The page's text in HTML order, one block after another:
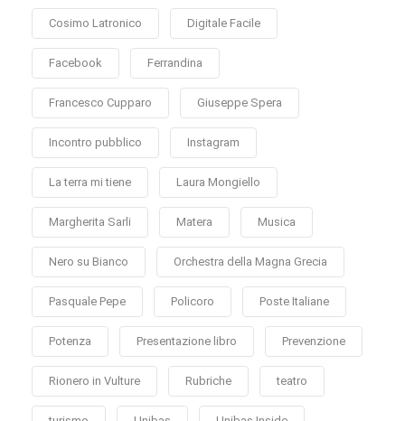
Cosimo Latronico Digitale Facile
Facebook Ferrandina
Francesco Cupparo Giuseppe Spera
Incontro pubblico Instagram
La terra mi tiene Laura Mongiello
Margherita Sarli Matera Musica
Nero su Bianco Orchestra della Magna Grecia
Pasquale Pepe Policoro Poste Italiane
Potenza Presentazione libro Prevenzione
Rionero in Vulture Rubriche teatro